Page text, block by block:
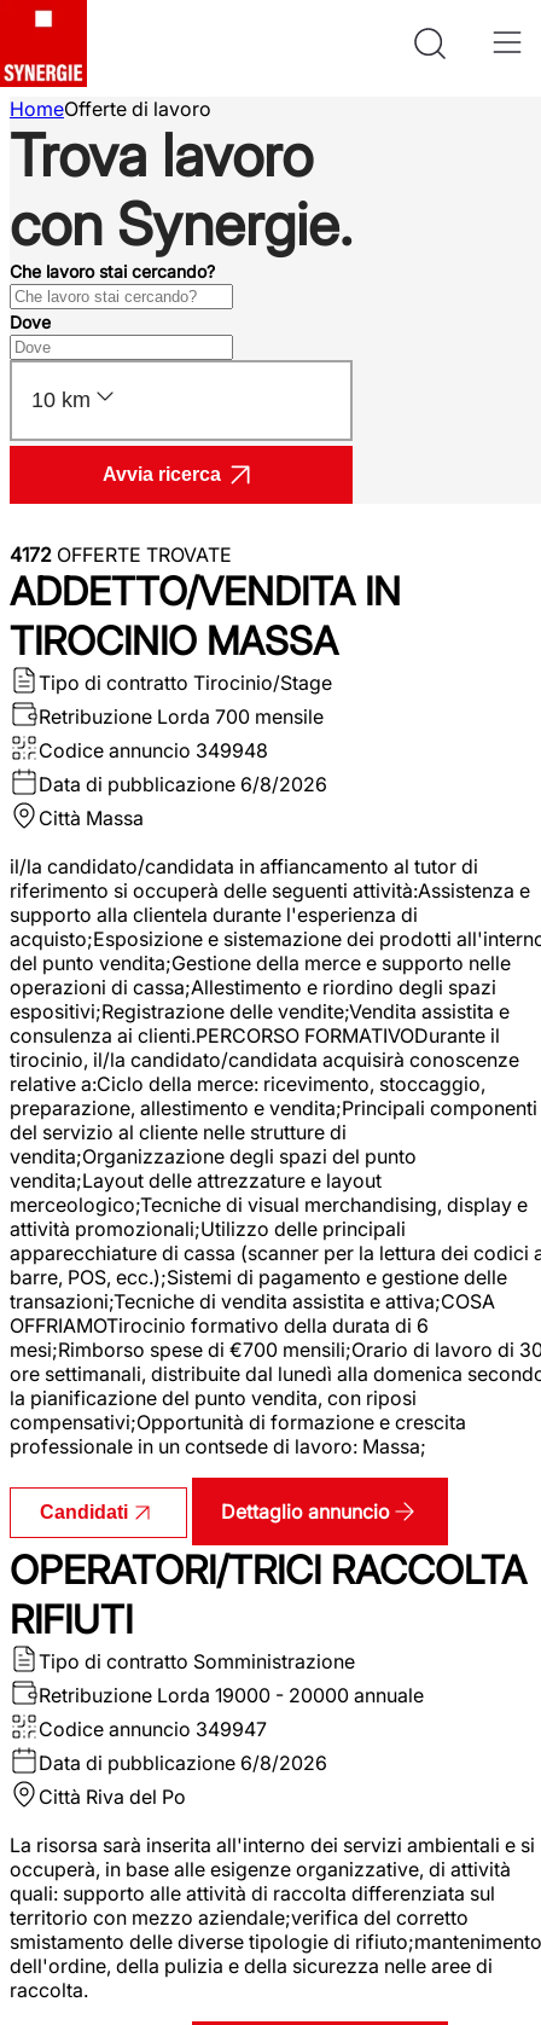
HomeOfferte di lavoro
Trova lavoro
con Synergie.
Che lavoro stai cercando?
Dove
10 km
Avvia ricerca
4172 OFFERTE TROVATE
ADDETTO/VENDITA IN
TIROCINIO MASSA
Tipo di contratto Tirocinio/Stage
Retribuzione Lorda 700 mensile
Codice annuncio 349948
Data di pubblicazione 6/8/2026
Città Massa
il/la candidato/candidata in affiancamento al tutor di
riferimento si occuperà delle seguenti attività:Assistenza e
supporto alla clientela durante l'esperienza di
acquisto;Esposizione e sistemazione dei prodotti
del punto vendita;Gestione della merce e supporto nelle
operazioni di cassa;Allestimento e riordino degli spazi
espositivi;Registrazione delle vendite;Vendita assistita e
consulenza ai clienti.PERCORSO FORMATIVODurante il
tirocinio, il/la candidato/candidata acquisirà conoscenze
relative a:Ciclo della merce: ricevimento, stoccaggio,
preparazione, allestimento e vendita;Principali componenti
del servizio al cliente nelle strutture di
vendita;Organizzazione degli spazi del punto
vendita;Layout delle attrezzature e layout
merceologico;Tecniche di visual merchandising, display e
attività promozionali;Utilizzo delle principali
apparecchiature di cassa (scanner per la lettura dei codici
barre, POS, ecc.);Sistemi di pagamento e gestione delle
transazioni;Tecniche di vendita assistita e attiva;COSA
OFFRIAMOTirocinio formativo della durata di 6
mesi;Rimborso spese di €700 mensili;Orario di lavoro di
ore settimanali, distribuite dal lunedì alla domenica
la pianificazione del punto vendita, con riposi
compensativi;Opportunità di formazione e crescita
professionale in un contsede di lavoro: Massa;
Candidati Dettaglio annuncio
OPERATORI/TRICI RACCOLTA
RIFIUTI
Tipo di contratto Somministrazione
Retribuzione Lorda 19000 - 20000 annuale
Codice annuncio 349947
Data di pubblicazione 6/8/2026
Città Riva del Po
La risorsa sarà inserita all'interno dei servizi ambientali e si
occuperà, in base alle esigenze organizzative, di attività
quali: supporto alle attività di raccolta differenziata sul
territorio con mezzo aziendale;verifica del corretto
smistamento delle diverse tipologie di rifiuto;mantenimento
dell'ordine, della pulizia e della sicurezza nelle aree di
raccolta.